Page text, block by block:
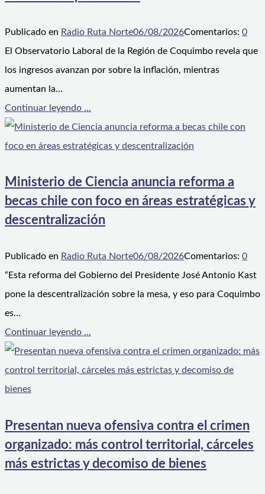
Publicado en Radio Ruta Norte06/08/2026Comentarios: 0
El Observatorio Laboral de la Región de Coquimbo revela que
los ingresos avanzan por sobre la inflación, mientras
aumentan la…
Continuar leyendo ...
Ministerio de Ciencia anuncia reforma a
becas chile con foco en áreas estratégicas y
descentralización
Publicado en Radio Ruta Norte06/08/2026Comentarios: 0
“Esta reforma del Gobierno del Presidente José Antonio Kast
pone la descentralización sobre la mesa, y eso para Coquimbo
es…
Continuar leyendo ...
Presentan nueva ofensiva contra el crimen
organizado: más control territorial, cárceles
más estrictas y decomiso de bienes